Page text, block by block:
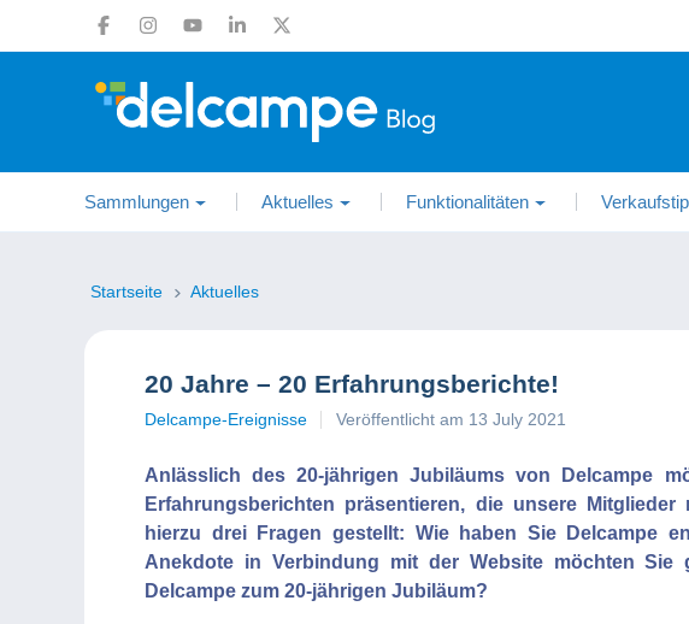
Sammlungen Aktuelles Funktionalitäten
Startseite Aktuelles
20 Jahre – 20 Erfahrungsberichte!
Delcampe-Ereignisse Veröffentlicht am 13 July 2021
Anlässlich des 20-jährigen Jubiläums von Delcampe
Erfahrungsberichten präsentieren, die unsere
hierzu drei Fragen gestellt: Wie haben Sie Delcampe
Anekdote in Verbindung mit der Website möchten Sie
Delcampe zum 20-jährigen Jubiläum?